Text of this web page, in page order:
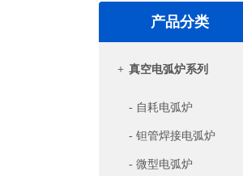
产品分类
+ 真空电弧炉系列
- 自耗电弧炉
- 钽管焊接电弧炉
- 微型电弧炉